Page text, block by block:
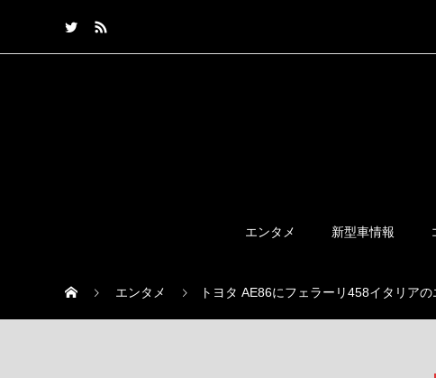
エンタメ 新型車情報
エンタメ トヨタ AE86にフェラーリ458イタリア